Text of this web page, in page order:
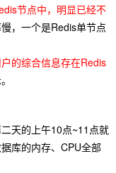
节点中，明显已经不
，一个是Redis单节点
的综合信息存在Redis
天的上午10点~11点就
库的内存、CPU全部